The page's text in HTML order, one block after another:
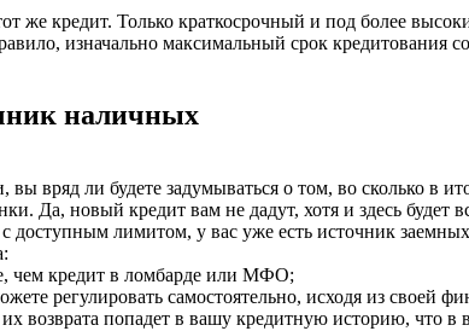
же кредит. Только краткосрочный и под более
изначально максимальный срок кредитования
наличных
вряд ли будете задумываться о том, во сколько в
Да, новый кредит вам не дадут, хотя и здесь будет
с доступным лимитом, у вас уже есть источник
чем кредит в ломбарде или МФО;
регулировать самостоятельно, исходя из своей
возврата попадет в вашу кредитную историю, что в